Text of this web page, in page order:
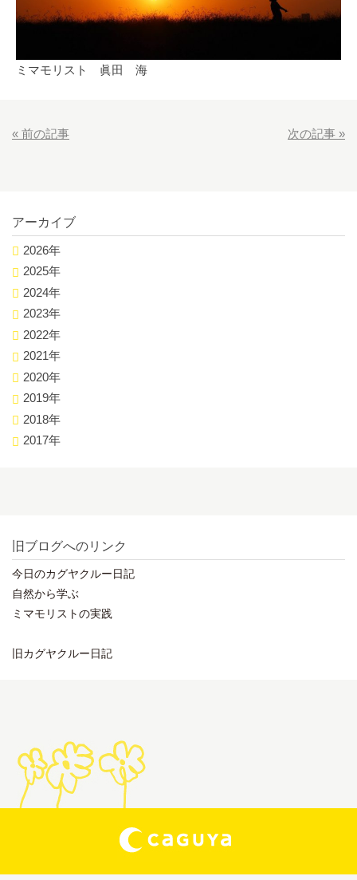
ミマモリスト 眞田 海
« 前の記事 次の記事 »
アーカイブ
2026年
2025年
2024年
2023年
2022年
2021年
2020年
2019年
2018年
2017年
旧ブログへのリンク
今日のカグヤクルー日記
自然から学ぶ
ミマモリストの実践
旧カグヤクルー日記